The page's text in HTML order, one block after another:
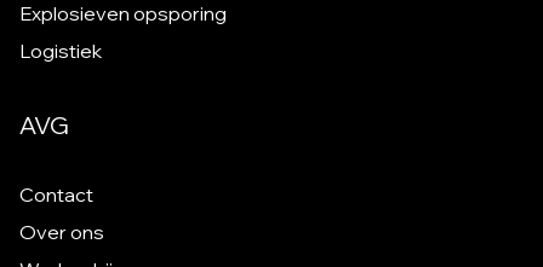
Explosieven opsporing
Logistiek
AVG
Contact
Over ons